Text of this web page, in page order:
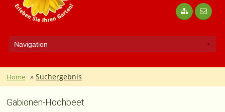
Home »Suchergebnis
Gabionen-Hochbeet